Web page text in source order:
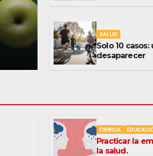
SALUD
Solo 10
desaparecer
CIENCIA
Practicar la
la salud.